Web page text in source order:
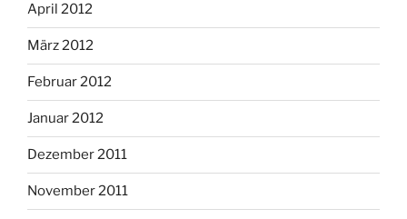
April 2012
März 2012
Februar 2012
Januar 2012
Dezember 2011
November 2011